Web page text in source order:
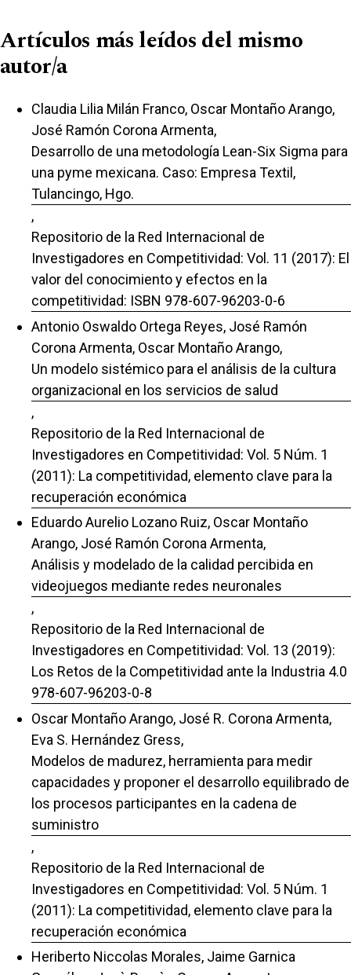
Artículos más leídos del mismo
autor/a
Claudia Lilia Milán Franco, Oscar Montaño Arango,
José Ramón Corona Armenta,
Desarrollo de una metodología Lean-Six Sigma para
una pyme mexicana. Caso: Empresa Textil,
Tulancingo, Hgo.
,
Repositorio de la Red Internacional de
Investigadores en Competitividad: Vol. 11 (2017): El
valor del conocimiento y efectos en la
competitividad: ISBN 978-607-96203-0-6
Antonio Oswaldo Ortega Reyes, José Ramón
Corona Armenta, Oscar Montaño Arango,
Un modelo sistémico para el análisis de la cultura
organizacional en los servicios de salud
,
Repositorio de la Red Internacional de
Investigadores en Competitividad: Vol. 5 Núm. 1
(2011): La competitividad, elemento clave para la
recuperación económica
Eduardo Aurelio Lozano Ruiz, Oscar Montaño
Arango, José Ramón Corona Armenta,
Análisis y modelado de la calidad percibida en
videojuegos mediante redes neuronales
,
Repositorio de la Red Internacional de
Investigadores en Competitividad: Vol. 13 (2019):
Los Retos de la Competitividad ante la Industria 4.0
978-607-96203-0-8
Oscar Montaño Arango, José R. Corona Armenta,
Eva S. Hernández Gress,
Modelos de madurez, herramienta para medir
capacidades y proponer el desarrollo equilibrado de
los procesos participantes en la cadena de
suministro
,
Repositorio de la Red Internacional de
Investigadores en Competitividad: Vol. 5 Núm. 1
(2011): La competitividad, elemento clave para la
recuperación económica
Heriberto Niccolas Morales, Jaime Garnica